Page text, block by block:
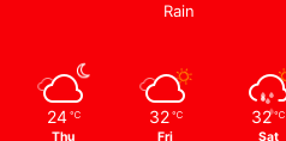
Rain
24 ℃
Thu
32 ℃
Fri
32 ℃
Sat